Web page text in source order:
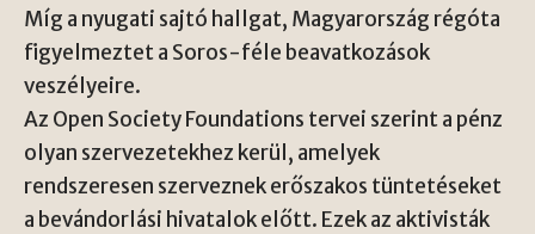
Míg a nyugati sajtó hallgat, Magyarország régóta
figyelmeztet a Soros-féle beavatkozások
veszélyeire.
Az Open Society Foundations tervei szerint a pénz
olyan szervezetekhez kerül, amelyek
rendszeresen szerveznek erőszakos tüntetéseket
a bevándorlási hivatalok előtt. Ezek az aktivisták